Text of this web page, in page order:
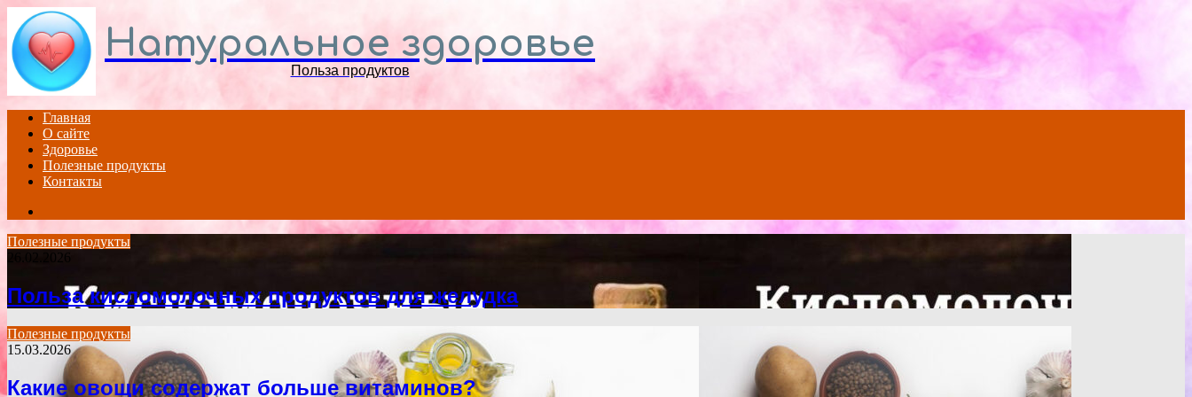
Натуральное здоровье
Польза продуктов
Главная
О сайте
Здоровье
Полезные продукты
Контакты
Полезные продукты
26.02.2026
Польза кисломолочных продуктов для желудка
Полезные продукты
15.03.2026
Какие овощи содержат больше витаминов?